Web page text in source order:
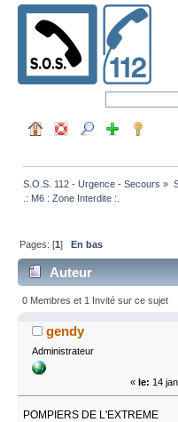
S.O.S. 112 - Urgence - Secours »
.: M6 : Zone Interdite :.
Pages: [1]En bas
Auteur
:. (Lu 21939 fois)
0 Membres et 1 Invité sur ce sujet
gendy
Administrateur
« le: 14
POMPIERS DE L'EXTREME